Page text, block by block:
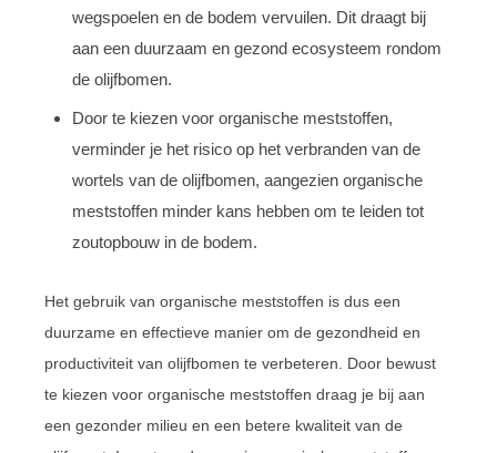
wegspoelen en de bodem vervuilen. Dit draagt bij
aan een duurzaam en gezond ecosysteem rondom
de olijfbomen.
Door te kiezen voor organische meststoffen,
verminder je het risico op het verbranden van de
wortels van de olijfbomen, aangezien organische
meststoffen minder kans hebben om te leiden tot
zoutopbouw in de bodem.
Het gebruik van organische meststoffen is dus een
duurzame en effectieve manier om de gezondheid en
productiviteit van olijfbomen te verbeteren. Door bewust
te kiezen voor organische meststoffen draag je bij aan
een gezonder milieu en een betere kwaliteit van de